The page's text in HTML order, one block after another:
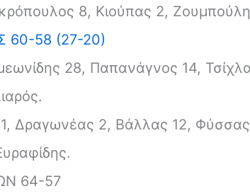
8, Κιούπας 2,
60-58 (27-20)
28, Παπανάγνος 14,
Δραγωνέας 2, Βάλλας 12,
64-57